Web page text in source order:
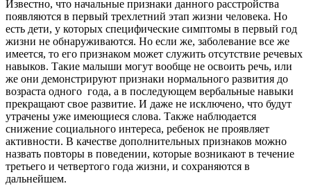
Известно, что начальные признаки данного расстройства
появляются в первый трехлетний этап жизни человека. Но
есть дети, у которых специфические симптомы в первый год
жизни не обнаруживаются. Но если же, заболевание все же
имеется, то его признаком может служить отсутствие речевых
навыков. Такие малыши могут вообще не освоить речь, или
же они демонстрируют признаки нормального развития до
возраста одного года, а в последующем вербальные навыки
прекращают свое развитие. И даже не исключено, что будут
утрачены уже имеющиеся слова. Также наблюдается
снижение социального интереса, ребенок не проявляет
активности. В качестве дополнительных признаков можно
назвать повторы в поведении, которые возникают в течение
третьего и четвертого года жизни, и сохраняются в
дальнейшем.